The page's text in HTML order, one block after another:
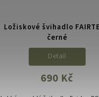
Ložiskové švihadlo
černé
690 Kč
Detail